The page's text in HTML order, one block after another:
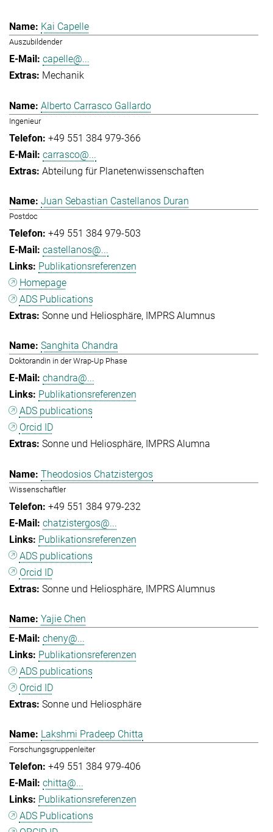
Kai Capelle
Auszubildender
capelle@...
Mechanik
Alberto Carrasco Gallardo
Ingenieur
+49 551 384 979-366
carrasco@...
Abteilung für Planetenwissenschaften
Juan Sebastian Castellanos Duran
Postdoc
+49 551 384 979-503
castellanos@...
Publikationsreferenzen
Homepage
ADS Publications
Sonne und Heliosphäre IMPRS Alumnus
Sanghita Chandra
Doktorandin in der Wrap-Up Phase
chandra@...
Publikationsreferenzen
ADS publications
Orcid ID
Sonne und Heliosphäre
IMPRS Alumna
Theodosios Chatzistergos
Wissenschaftler
+49 551 384 979-232
chatzistergos@...
Publikationsreferenzen
ADS publications
Orcid ID
Sonne und Heliosphäre IMPRS Alumnus
Yajie Chen
cheny@...
Publikationsreferenzen
ADS publications
Orcid ID
Sonne und Heliosphäre
Lakshmi Pradeep Chitta
Forschungsgruppenleiter
+49 551 384 979-406
chitta@...
Publikationsreferenzen
ADS Publications